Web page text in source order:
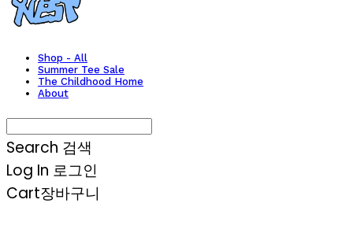
Shop - All
Summer Tee Sale
The Childhood Home
About
Search 검색
Log In 로그인
Cart장바구니